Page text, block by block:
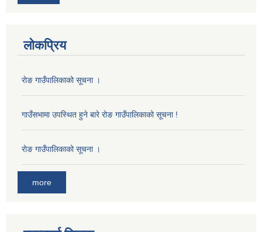
लोकप्रिय
राेङ गाउँपालिकाको सूचना ।
गाउँसभामा उपस्थित हुने बारे रोङ गाउँपालिकाको सूचना !
राेङ गाउँपालिकाको सूचना ।
more